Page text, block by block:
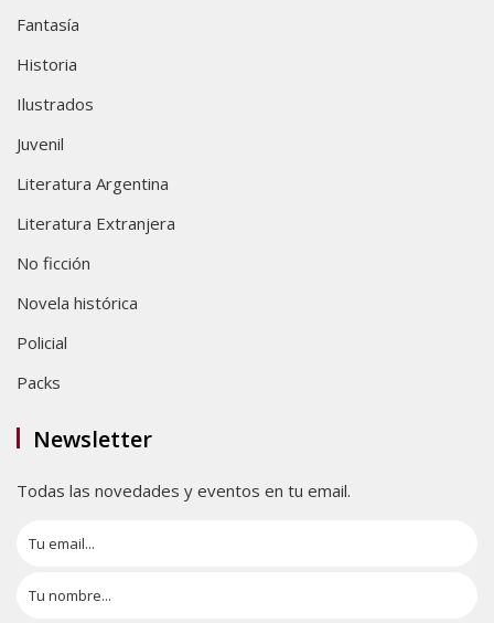
Fantasía
Historia
Ilustrados
Juvenil
Literatura Argentina
Literatura Extranjera
No ficción
Novela histórica
Policial
Packs
Newsletter
Todas las novedades y eventos en tu email.